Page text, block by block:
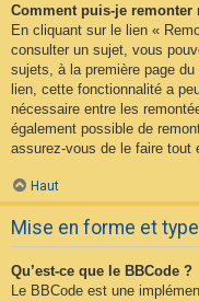
Comment puis-je remonter
En cliquant sur le lien «
consulter un sujet, vous
sujets, à la première page
lien, cette fonctionnalité a
nécessaire entre les
également possible de
assurez-vous de le faire tout
Haut
Mise en forme et
Qu’est-ce que le BBCode ?
Le BBCode est une